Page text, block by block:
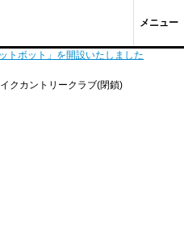
メニュー
トボット」を開設いたしました
クカントリークラブ(閉鎖)